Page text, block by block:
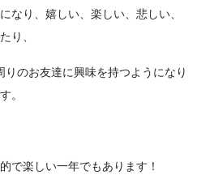
なり、嬉しい、楽しい、悲しい、
り、
りのお友達に興味を持つようになり
。
で楽しい一年でもあります！